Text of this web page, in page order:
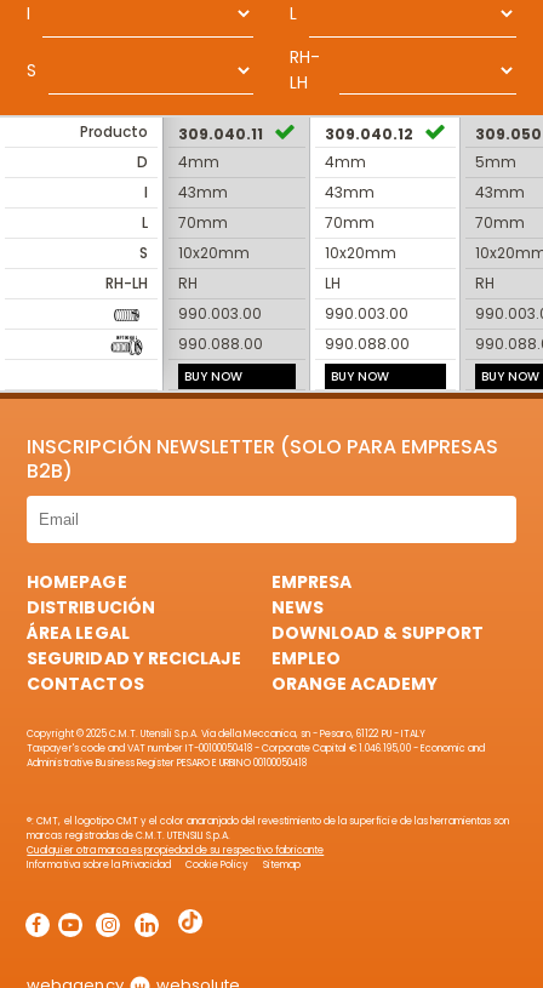
I L
S
RH-
LH
Producto
D
I
L
S
RH-LH
309.040.11
4mm
43mm
70mm
10x20mm
RH
990.003.00
990.088.00
BUY NOW
309.040.12
4mm
43mm
70mm
10x20mm
LH
990.003.00
990.088.00
BUY NOW
5mm
43mm
70mm
RH
BUY NOW
INSCRIPCIÓN NEWSLETTER (SOLO PARA EMPRESAS
B2B)
HOMEPAGE
EMPRESA
DISTRIBUCIÓN
NEWS
ÁREA LEGAL
DOWNLOAD & SUPPORT
SEGURIDAD Y RECICLAJE
EMPLEO
CONTACTOS
ORANGE ACADEMY
Copyright © 2025 C.M.T. Utensili S.p.A. Via della Meccanica, sn - Pesaro, 61122 PU - ITALY
Taxpayer's code and VAT number IT-00100050418 - Corporate Capital € 1.046.195,00 - Economic and
Administrative Business Register PESARO E URBINO 00100050418
®: CMT, el logotipo CMT y el color anaranjado del revestimiento de la superficie de las herramientas son
marcas registradas de C.M.T. UTENSILI S.p.A.
Cualquier otra marca es propiedad de su respectivo fabricante
Informativa sobre la Privacidad
Cookie Policy Sitemap